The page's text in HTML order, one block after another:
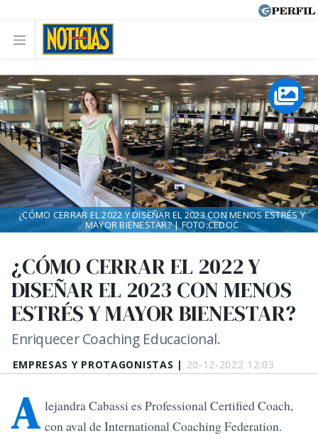
EMPRESAS Y PROTAGONISTAS | 20-12-2022 12:03
¿CÓMO CERRAR EL 2022 Y
DISEÑAR EL 2023 CON MENOS
ESTRÉS Y MAYOR BIENESTAR?
Enriquecer Coaching Educacional.
¿CÓMO CERRAR EL 2022 Y DISEÑAR EL 2023 CON MENOS ESTRÉS Y
MAYOR BIENESTAR? | FOTO:CEDOC
A lejandra Cabassi es Professional Certified Coach,
con aval de International Coaching Federation.